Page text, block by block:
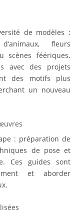
de modèles :
fleurs
scènes féériques.
avec des projets
des motifs plus
un nouveau
: préparation de
de pose et
Ces guides sont
et aborder